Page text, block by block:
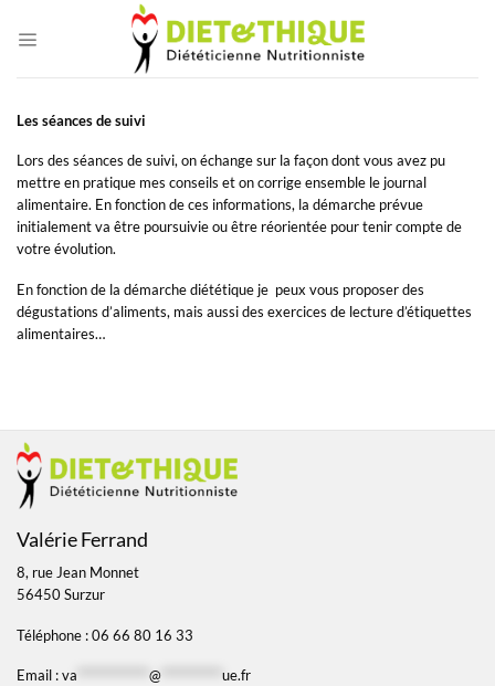
Les séances de suivi
Lors des séances de suivi, on échange sur la façon dont vous avez pu
mettre en pratique mes conseils et on corrige ensemble le journal
alimentaire. En fonction de ces informations, la démarche prévue
initialement va être poursuivie ou être réorientée pour tenir compte de
votre évolution.
En fonction de la démarche diététique je peux vous proposer des
dégustations d’aliments, mais aussi des exercices de lecture d’étiquettes
alimentaires…
Valérie Ferrand
8, rue Jean Monnet
56450 Surzur
Téléphone : 06 66 80 16 33
Email : va @ ue.fr